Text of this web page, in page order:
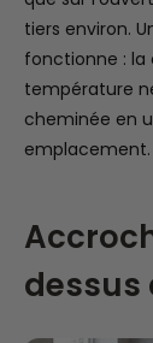
tiers environ.
fonctionne : la
température
cheminée en
emplacement.
dessus